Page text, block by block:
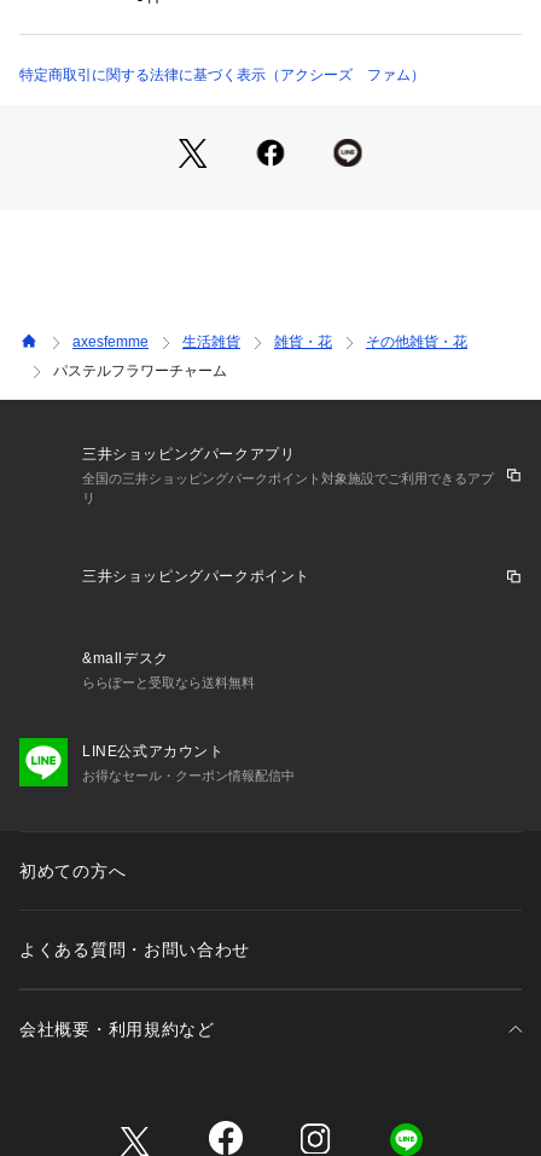
優しいパステルカラーの花モチーフチャームです。
花モチーフの他、リボンやパールをあしらった装飾が揺れる華
タテ型チェック柄トート
タテ型合皮トート
特定商取引に関する法律に基づく表示（アクシーズ ファム）
axesfemme 生活雑貨 雑貨・花
その他雑貨・花
パステルフラワーチャーム
三井ショッピングパークアプリ
全国の三井ショッピングパークポイント対象施設でご利用できるアプ
リ
三井ショッピングパークポイント
&mallデスク
ららぽーと受取なら送料無料
LINE公式アカウント
お得なセール・クーポン情報配信中
初めての方へ
よくある質問・お問い合わせ
会社概要・利用規約など